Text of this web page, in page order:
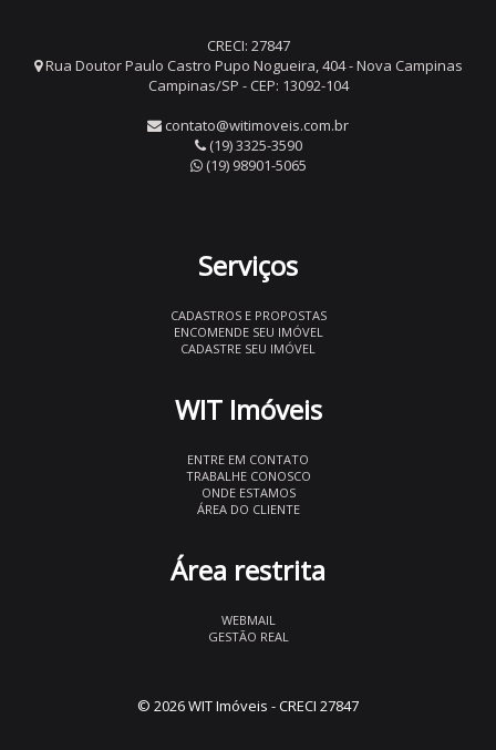
CRECI: 27847
Rua Doutor Paulo Castro Pupo Nogueira, 404 - Nova Campinas
Campinas/SP - CEP: 13092-104
contato@witimoveis.com.br
(19) 3325-3590
(19) 98901-5065
Serviços
CADASTROS E PROPOSTAS
ENCOMENDE SEU IMÓVEL
CADASTRE SEU IMÓVEL
WIT Imóveis
ENTRE EM CONTATO
TRABALHE CONOSCO
ONDE ESTAMOS
ÁREA DO CLIENTE
Área restrita
WEBMAIL
GESTÃO REAL
© 2026 WIT Imóveis - CRECI 27847